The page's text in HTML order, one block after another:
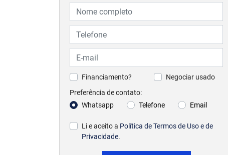
Financiamento?
Negociar usado
Preferência de contato:
Whatsapp
Telefone Email
Li e aceito a Política de Termos de Uso e de
Privacidade.